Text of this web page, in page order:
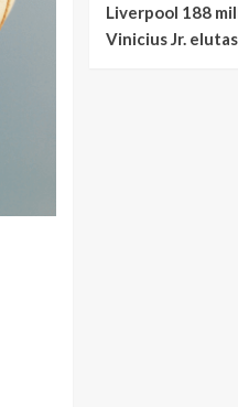
Liverpool 188
Vinicius Jr.